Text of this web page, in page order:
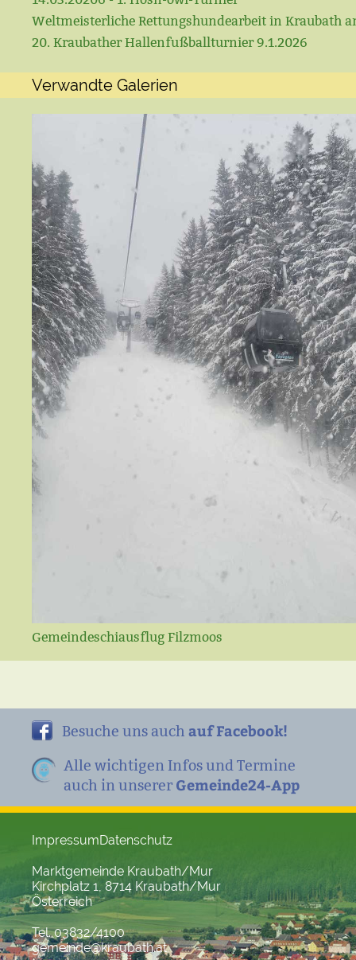
Weltmeisterliche Rettungshundearbeit in Kraubath
20. Kraubather Hallenfußballturnier 9.1.2026
Verwandte Galerien
Gemeindeschiausflug Filzmoos
Besuche uns auch auf Facebook!
Alle wichtigen Infos und Termine
auch in unserer Gemeinde24-App
ImpressumDatenschutz
Marktgemeinde Kraubath/Mur
Kirchplatz 1, 8714 Kraubath/Mur
Österreich
Tel. 03832/4100
gemeinde@kraubath.at